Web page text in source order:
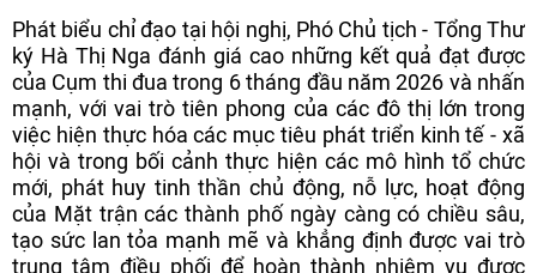
Phát biểu chỉ đạo tại hội nghị, Phó Chủ tịch - Tổng Thư
ký Hà Thị Nga đánh giá cao những kết quả đạt được
của Cụm thi đua trong 6 tháng đầu năm 2026 và nhấn
mạnh, với vai trò tiên phong của các đô thị lớn trong
việc hiện thực hóa các mục tiêu phát triển kinh tế - xã
hội và trong bối cảnh thực hiện các mô hình tổ chức
mới, phát huy tinh thần chủ động, nỗ lực, hoạt động
của Mặt trận các thành phố ngày càng có chiều sâu,
tạo sức lan tỏa mạnh mẽ và khẳng định được vai trò
trung tâm điều phối để hoàn thành nhiệm vụ được